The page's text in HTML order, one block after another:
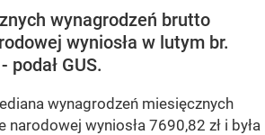
wynagrodzeń brutto
wyniosła w lutym br.
podał GUS.
wynagrodzeń miesięcznych
wyniosła 7690,82 zł i była